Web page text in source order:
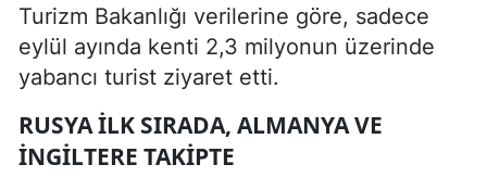
Turizm Bakanlığı verilerine göre, sadece
eylül ayında kenti 2,3 milyonun üzerinde
yabancı turist ziyaret etti.
RUSYA ILK SIRADA, ALMANYA VE
İNGILTERE TAKIPTE